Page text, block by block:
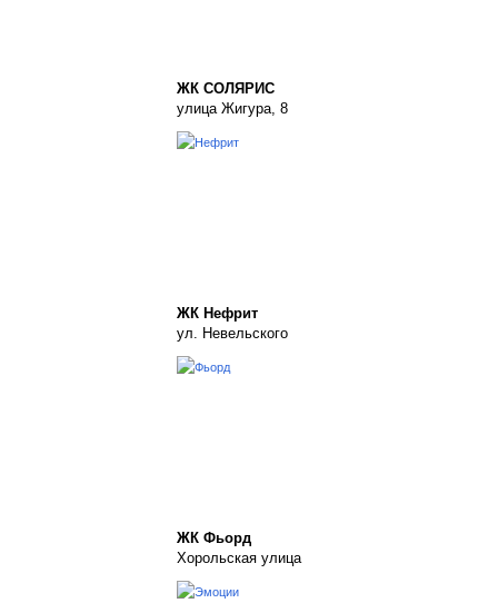
ЖК СОЛЯРИС
улица Жигура, 8
ЖК Нефрит
ул. Невельского
ЖК Фьорд
Хорольская улица